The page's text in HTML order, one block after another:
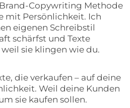
Copywriting Methode
mit Persönlichkeit. Ich
eigenen Schreibstil
schärfst und Texte
sie klingen wie du.
die verkaufen – auf deine
Weil deine Kunden
sie kaufen sollen.